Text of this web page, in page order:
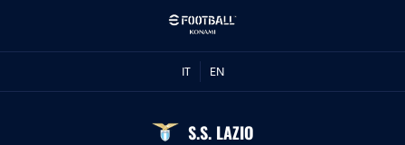
IT EN
S.S. LAZIO